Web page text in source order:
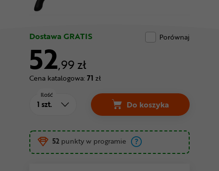
Dostawa GRATIS Porównaj
52,99 zł
Cena katalogowa: 71 zł
Ilość
Do koszyka
Klamka hamulca
52 punkty w programie